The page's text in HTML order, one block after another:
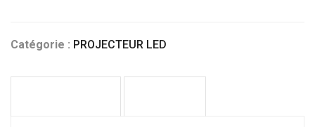
50W
Catégorie : PROJECTEUR LED